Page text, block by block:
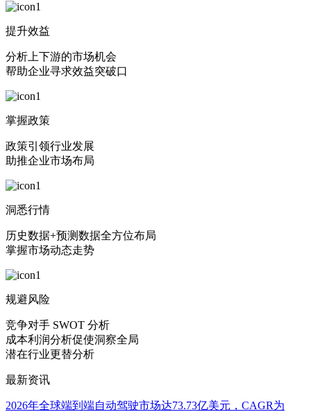
提升效益
分析上下游的市场机会
帮助企业寻求效益突破口
掌握政策
政策引领行业发展
助推企业市场布局
洞悉行情
历史数据+预测数据全方位布局
掌握市场动态走势
规避风险
竞争对手 SWOT 分析
成本利润分析促使洞察全局
潜在行业更替分析
最新资讯
2026年全球端到端自动驾驶市场达73.73亿美元，CAGR为